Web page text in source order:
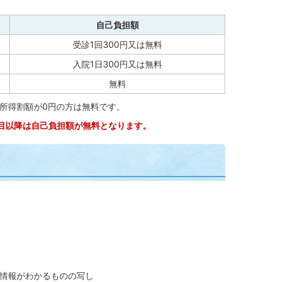
自己負担額
受診1回300円又は無料
入院1日300円又は無料
無料
得割額が0円の方は無料です。
降は自己負担額が無料となります。
報がわかるものの写し